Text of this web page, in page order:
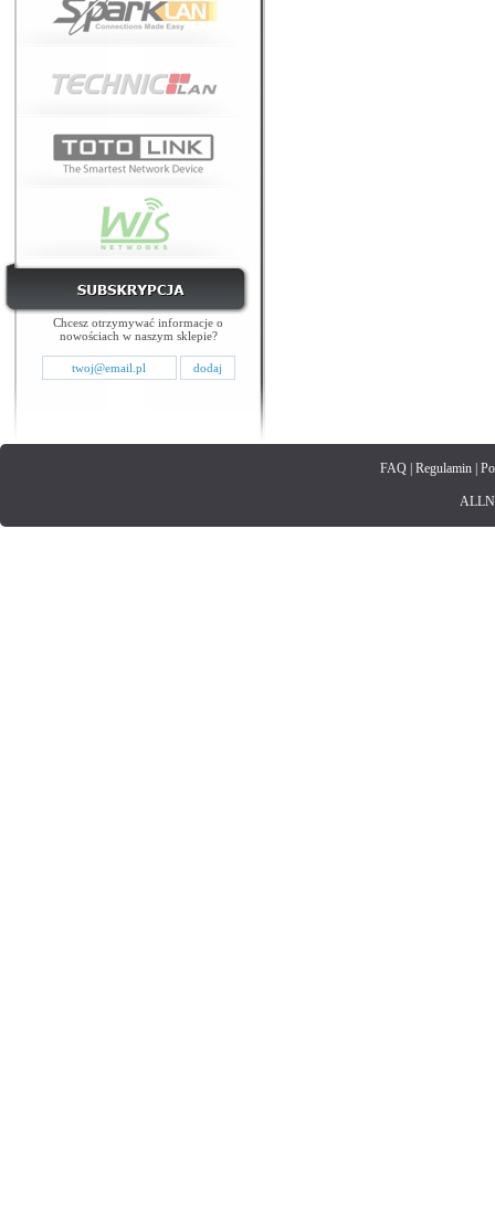
Chcesz otrzymywać informacje o
nowościach w naszym sklepie?
FAQ| Regulamin|